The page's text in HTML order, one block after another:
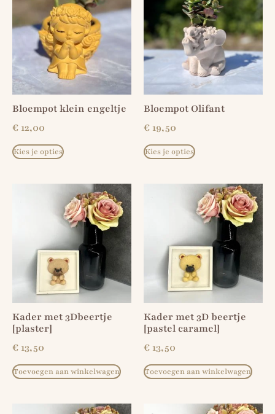
Bloempot klein engeltje
€ 12,00
Kies je opties
Bloempot Olifant
€ 19,50
Kies je opties
Kader met 3Dbeertje
[plaster]
€ 13,50
Toevoegen aan winkelwagen
Kader met 3D beertje
[pastel caramel]
€ 13,50
Toevoegen aan winkelwagen